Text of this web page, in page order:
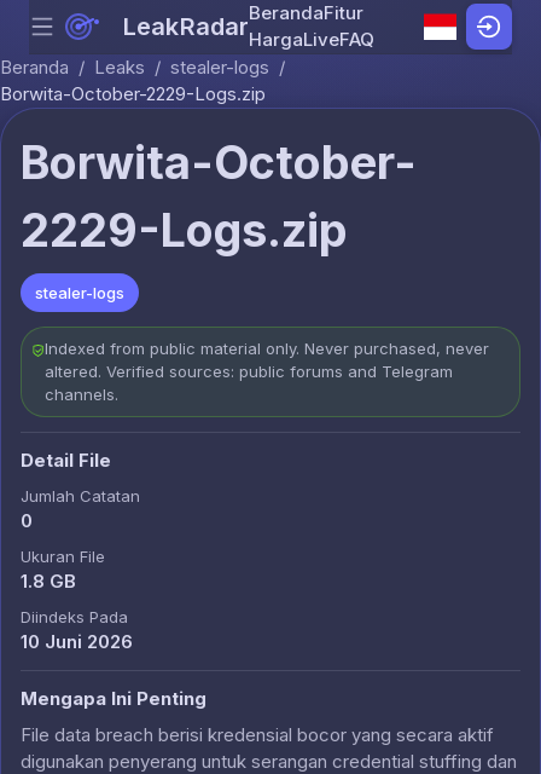
Skip to content
Menu LeakRadarBerandaFitur
HargaLiveFAQ
Beranda / Leaks / stealer-logs /
Borwita-October-2229-Logs.zip
Borwita-October-
2229-Logs.zip
stealer-logs
Indexed from public material only. Never purchased, never
altered. Verified sources: public forums and Telegram
channels.
Detail File
Jumlah Catatan
0
Ukuran File
1.8 GB
Diindeks Pada
10 Juni 2026
Mengapa Ini Penting
File data breach berisi kredensial bocor yang secara aktif
digunakan penyerang untuk serangan credential stuffing dan